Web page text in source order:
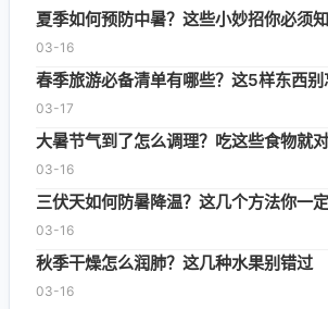
夏季如何预防中暑？这些小妙招你必须
03-16
春季旅游必备清单有哪些？这5样东西别
03-17
大暑节气到了怎么调理？吃这些食物就
03-16
三伏天如何防暑降温？这几个方法你一
03-16
秋季干燥怎么润肺？这几种水果别错过
03-16